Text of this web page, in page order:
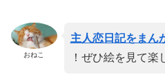
おねこ
主人恋日記をまん
！ぜひ絵を見て楽